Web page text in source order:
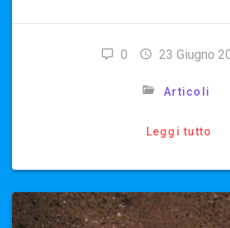
0 23 Giugno
Articoli
Leggi tutto